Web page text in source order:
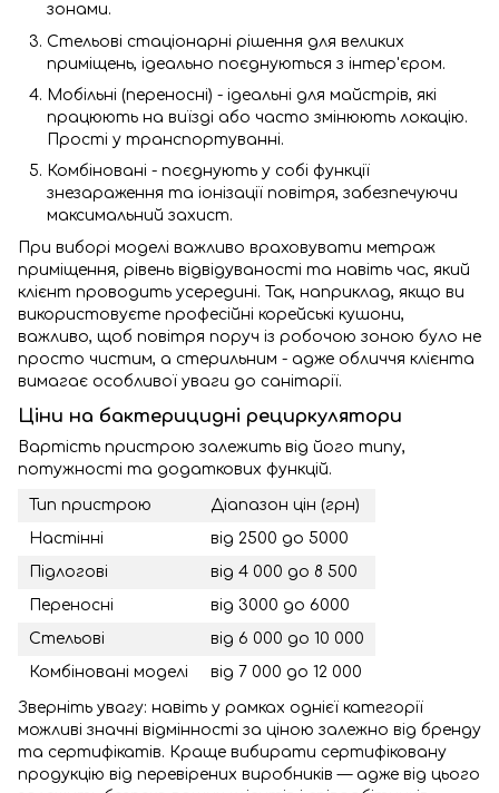
зонами.
Стельові стаціонарні рішення для великих
приміщень, ідеально поєднуються з інтер'єром.
Мобільні (переносні) - ідеальні для майстрів, які
працюють на виїзді або часто змінюють локацію.
Прості у транспортуванні.
Комбіновані - поєднують у собі функції
знезараження та іонізації повітря, забезпечуючи
максимальний захист.
При виборі моделі важливо враховувати метраж
приміщення, рівень відвідуваності та навіть час, який
клієнт проводить усередині. Так, наприклад, якщо ви
використовуєте професійні корейські кушони,
важливо, щоб повітря поруч із робочою зоною було не
просто чистим, а стерильним - адже обличчя клієнта
вимагає особливої ​​уваги до санітарії.
Ціни на бактерицидні рециркулятори
Вартість пристрою залежить від його типу,
потужності та додаткових функцій.
Тип пристрою
Діапазон цін (грн)
Настінні
від 2500 до 5000
Підлогові
від 4 000 до 8 500
Переносні
від 3000 до 6000
Стельові
від 6 000 до 10 000
Комбіновані моделі
від 7 000 до 12 000
Зверніть увагу: навіть у рамках однієї категорії
можливі значні відмінності за ціною залежно від бренду
та сертифікатів. Краще вибирати сертифіковану
продукцію від перевірених виробників — адже від цього